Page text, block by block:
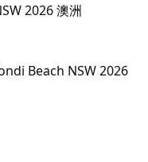
2026 澳洲